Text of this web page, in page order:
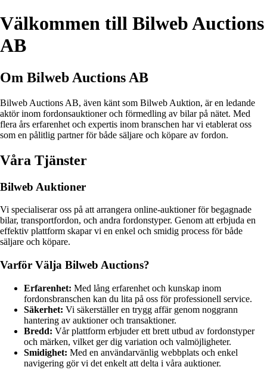
Välkommen till Bilweb Auctions
AB
Om Bilweb Auctions AB
Bilweb Auctions AB, även känt som Bilweb Auktion, är en ledande
aktör inom fordonsauktioner och förmedling av bilar på nätet. Med
flera års erfarenhet och expertis inom branschen har vi etablerat oss
som en pålitlig partner för både säljare och köpare av fordon.
Våra Tjänster
Bilweb Auktioner
Vi specialiserar oss på att arrangera online-auktioner för begagnade
bilar, transportfordon, och andra fordonstyper. Genom att erbjuda en
effektiv plattform skapar vi en enkel och smidig process för både
säljare och köpare.
Varför Välja Bilweb Auctions?
Erfarenhet: Med lång erfarenhet och kunskap inom
fordonsbranschen kan du lita på oss för professionell service.
Säkerhet: Vi säkerställer en trygg affär genom noggrann
hantering av auktioner och transaktioner.
Bredd: Vår plattform erbjuder ett brett utbud av fordonstyper
och märken, vilket ger dig variation och valmöjligheter.
Smidighet: Med en användarvänlig webbplats och enkel
navigering gör vi det enkelt att delta i våra auktioner.